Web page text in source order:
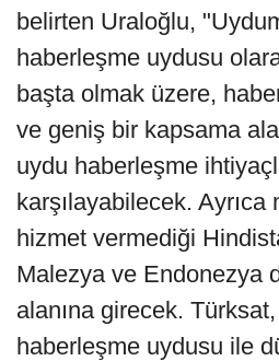
belirten Uraloğlu,
haberleşme uydusu
başta olmak üzere,
ve geniş bir kapsama
uydu haberleşme
karşılayabilecek. Ayrıca
hizmet vermediği
Malezya ve Endonezya
alanına girecek.
haberleşme uydusu ile